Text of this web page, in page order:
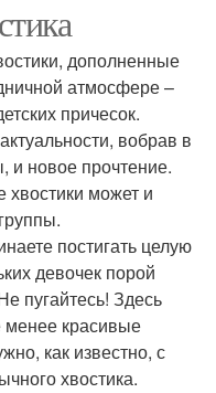
дополненные
атмосфере –
причесок.
вобрав в
и новое прочтение.
хвостики может и
постигать целую
девочек порой
пугайтесь! Здесь
менее красивые
как известно, с
хвостика.